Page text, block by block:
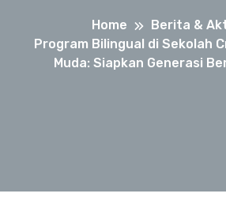
Home
Berita &
Program Bilingual di Sekolah
Muda: Siapkan Generasi